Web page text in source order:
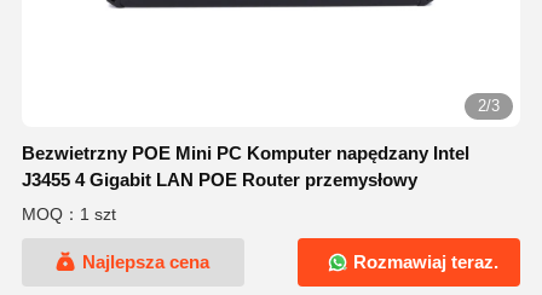
2/3
Bezwietrzny POE Mini PC Komputer napędzany Intel
J3455 4 Gigabit LAN POE Router przemysłowy
MOQ：1 szt
Najlepsza cena Rozmawiaj teraz.